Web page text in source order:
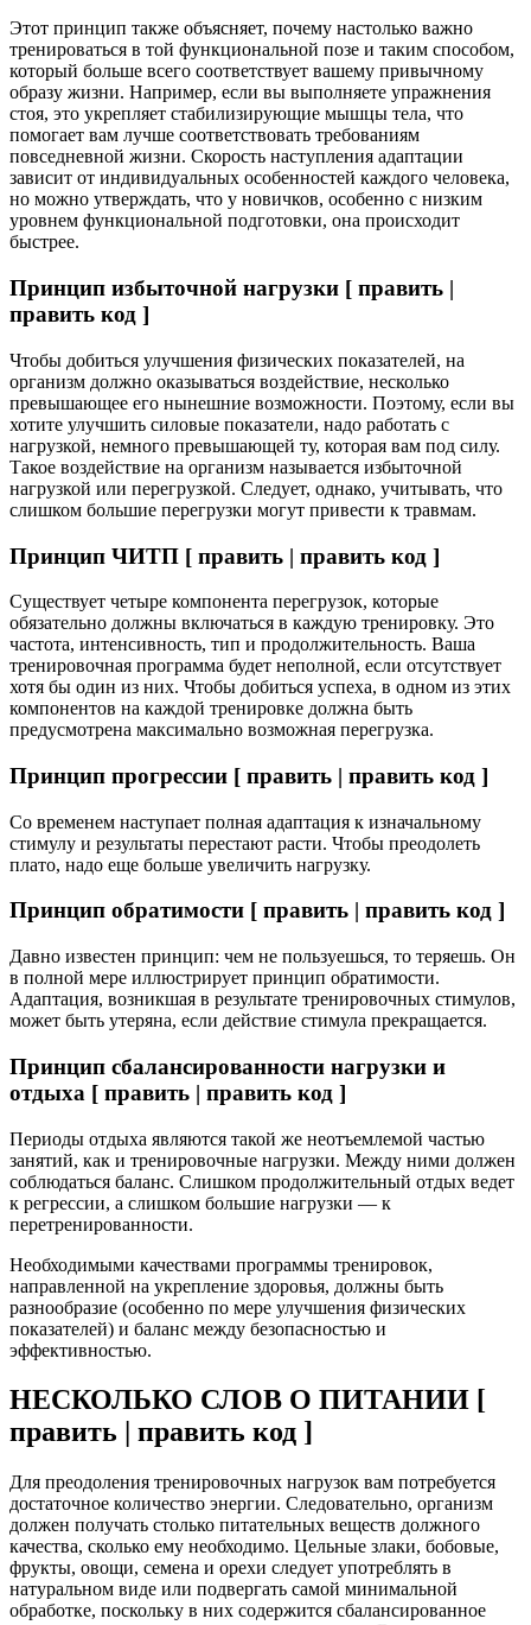
Этот принцип также объясняет, почему настолько важно
тренироваться в той функциональной позе и таким способом,
который больше всего соответствует вашему привычному
образу жизни. Например, если вы выполняете упражнения
стоя, это укрепляет стабилизирующие мышцы тела, что
помогает вам лучше соответствовать требованиям
повседневной жизни. Скорость наступления адаптации
зависит от индивидуальных особенностей каждого человека,
но можно утверждать, что у новичков, особенно с низким
уровнем функциональной подготовки, она происходит
быстрее.
Принцип избыточной нагрузки [ править |
править код ]
Чтобы добиться улучшения физических показателей, на
организм должно оказываться воздействие, несколько
превышающее его нынешние возможности. Поэтому, если вы
хотите улучшить силовые показатели, надо работать с
нагрузкой, немного превышающей ту, которая вам под силу.
Такое воздействие на организм называется избыточной
нагрузкой или перегрузкой. Следует, однако, учитывать, что
слишком большие перегрузки могут привести к травмам.
Принцип ЧИТП [ править | править код ]
Существует четыре компонента перегрузок, которые
обязательно должны включаться в каждую тренировку. Это
частота, интенсивность, тип и продолжительность. Ваша
тренировочная программа будет неполной, если отсутствует
хотя бы один из них. Чтобы добиться успеха, в одном из этих
компонентов на каждой тренировке должна быть
предусмотрена максимально возможная перегрузка.
Принцип прогрессии [ править | править код ]
Со временем наступает полная адаптация к изначальному
стимулу и результаты перестают расти. Чтобы преодолеть
плато, надо еще больше увеличить нагрузку.
Принцип обратимости [ править | править код ]
Давно известен принцип: чем не пользуешься, то теряешь. Он
в полной мере иллюстрирует принцип обратимости.
Адаптация, возникшая в результате тренировочных стимулов,
может быть утеряна, если действие стимула прекращается.
Принцип сбалансированности нагрузки и
отдыха [ править | править код ]
Периоды отдыха являются такой же неотъемлемой частью
занятий, как и тренировочные нагрузки. Между ними должен
соблюдаться баланс. Слишком продолжительный отдых ведет
к регрессии, а слишком большие нагрузки — к
перетренированности.
Необходимыми качествами программы тренировок,
направленной на укрепление здоровья, должны быть
разнообразие (особенно по мере улучшения физических
показателей) и баланс между безопасностью и
эффективностью.
НЕСКОЛЬКО СЛОВ О ПИТАНИИ [
править | править код ]
Для преодоления тренировочных нагрузок вам потребуется
достаточное количество энергии. Следовательно, организм
должен получать столько питательных веществ должного
качества, сколько ему необходимо. Цельные злаки, бобовые,
фрукты, овощи, семена и орехи следует употреблять в
натуральном виде или подвергать самой минимальной
обработке, поскольку в них содержится сбалансированное